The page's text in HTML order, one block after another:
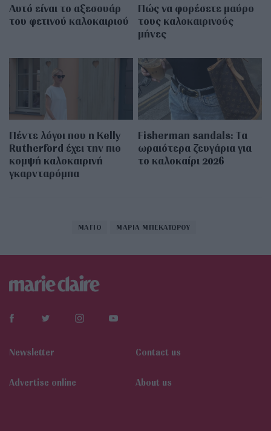
Αυτό είναι το αξεσουάρ
του φετινού καλοκαιριού
Πώς να φορέσετε μαύρο
τους καλοκαιρινούς
μήνες
Πέντε λόγοι που η Kelly
Rutherford έχει την πιο
κομψή καλοκαιρινή
γκαρνταρόμπα
Fisherman sandals: Tα
ωραιότερα ζευγάρια για
το καλοκαίρι 2026
ΜΑΓΙΟ ΜΑΡΙΑ ΜΠΕΚΑΤΩΡΟΥ
Newsletter Contact us
Αdvertise online About us